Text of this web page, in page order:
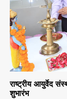
राष्ट्रीय आयुर्वेद
शुभारंभ